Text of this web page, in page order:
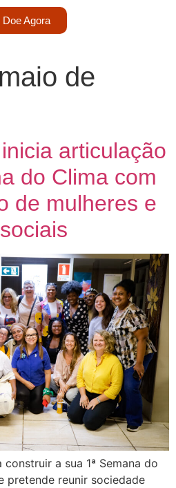
Doe Agora
de
articulação
do Clima com
de mulheres e
a sua 1ª Semana do
pretende reunir sociedade